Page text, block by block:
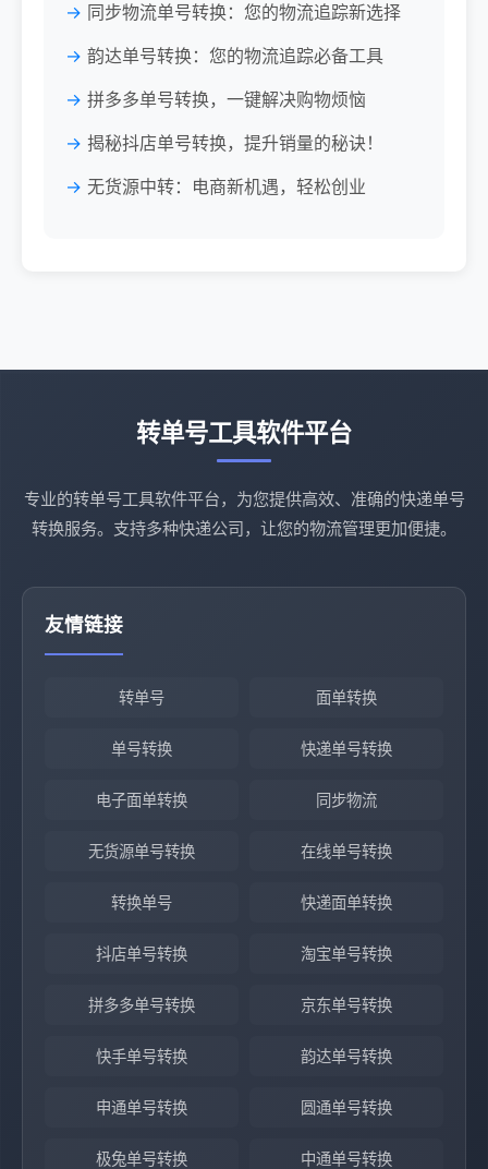
同步物流单号转换：您的物流追踪新选择
韵达单号转换：您的物流追踪必备工具
拼多多单号转换，一键解决购物烦恼
揭秘抖店单号转换，提升销量的秘诀！
无货源中转：电商新机遇，轻松创业
转单号工具软件平台
专业的转单号工具软件平台，为您提供高效、准确的快递单号
转换服务。支持多种快递公司，让您的物流管理更加便捷。
友情链接
转单号 面单转换
单号转换 快递单号转换
电子面单转换 同步物流
无货源单号转换 在线单号转换
转换单号 快递面单转换
抖店单号转换 淘宝单号转换
拼多多单号转换 京东单号转换
快手单号转换 韵达单号转换
申通单号转换 圆通单号转换
极兔单号转换 中通单号转换